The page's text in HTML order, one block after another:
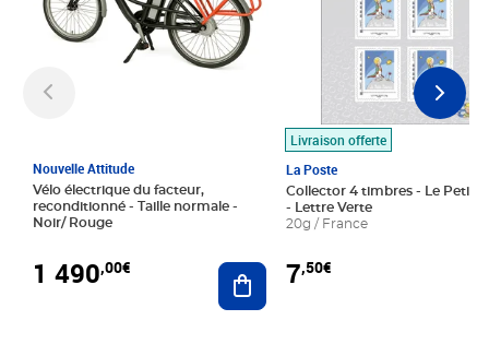
Nouvelle Attitude
Vélo électrique du facteur,
reconditionné - Taille normale -
Noir/ Rouge
1 490,00€ Ajouter au panier
Livraison offerte
La Poste
Collector 4 timbres - Le Petit
- Lettre Verte
20g / France
7,50€